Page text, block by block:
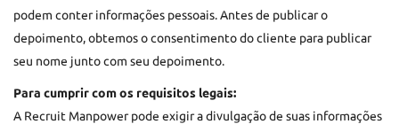
podem conter informações pessoais. Antes de publicar o
depoimento, obtemos o consentimento do cliente para publicar
seu nome junto com seu depoimento.
Para cumprir com os requisitos legais:
A Recruit Manpower pode exigir a divulgação de suas informações